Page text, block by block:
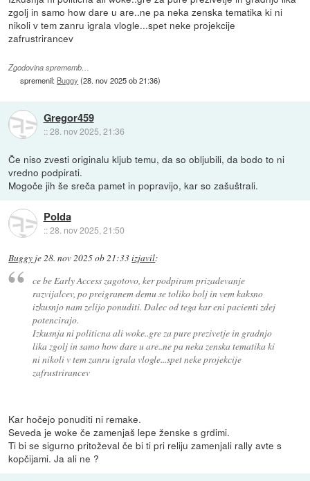
zgolj in samo how dare u are..ne pa neka zenska tematika ki ni
nikoli v tem zanru igrala vlogle...spet neke projekcije
zafrustrirancev
Zgodovina sprememb…
spremenil: Buggy (28. nov 2025 ob 21:36)
Gregor459
::28. nov 2025, 21:36
Če niso zvesti originalu kljub temu, da so obljubili, da bodo to ni
vredno podpirati.
Mogoče jih še sreča pamet in popravijo, kar so zašuštrali.
Polda
::28. nov 2025, 21:50
Buggy je 28. nov 2025 ob 21:33izjavil:
ce be Early Access zagotovo, ker podpiram prizadevanje
razvijalcev, po preigranem demu se toliko bolj in vem kaksno
izkusnjo nam zelijo ponuditi. Dalec od tega kar eni pacienti zdej
potencirajo.
Izkusnja ni politicna ali woke..gre za pure prezivetje in gradnjo
lika zgolj in samo how dare u are..ne pa neka zenska tematika ki
ni nikoli v tem zanru igrala vlogle...spet neke projekcije
zafrustrirancev
Kar hočejo ponuditi ni remake.
Seveda je woke če zamenjaš lepe ženske s grdimi.
Ti bi se sigurno pritoževal če bi ti pri reliju zamenjali rally avte s
kopčijami. Ja ali ne ?